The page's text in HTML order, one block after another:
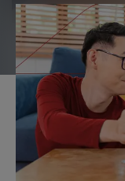
quan trọng?